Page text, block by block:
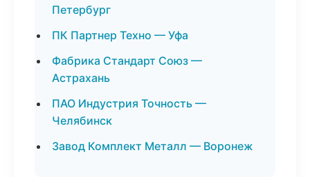
Петербург
ПК Партнер Техно — Уфа
Фабрика Стандарт Союз —
Астрахань
ПАО Индустрия Точность —
Челябинск
Завод Комплект Металл — Воронеж